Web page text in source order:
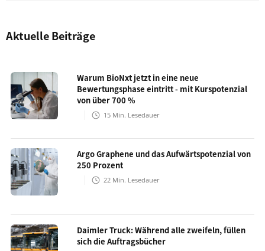
Aktuelle Beiträge
Warum BioNxt jetzt in eine neue
Bewertungsphase eintritt - mit Kurspotenzial
von über 700 %
15 Min. Lesedauer
Argo Graphene und das Aufwärtspotenzial von
250 Prozent
22 Min. Lesedauer
Daimler Truck: Während alle zweifeln, füllen
sich die Auftragsbücher